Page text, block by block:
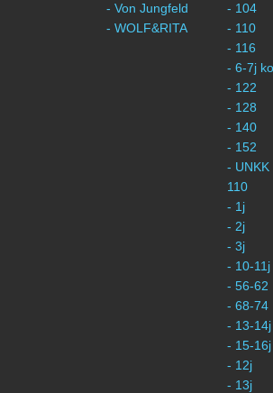
- Von Jungfeld
- WOLF&RITA
- 104
- 110
- 116
- 6-7j
- 122
- 128
- 140
- 152
-
110
- 1j
- 2j
- 3j
- 10-11j
- 56-62
- 68-74
- 13-14j
- 15-16j
- 12j
- 13j